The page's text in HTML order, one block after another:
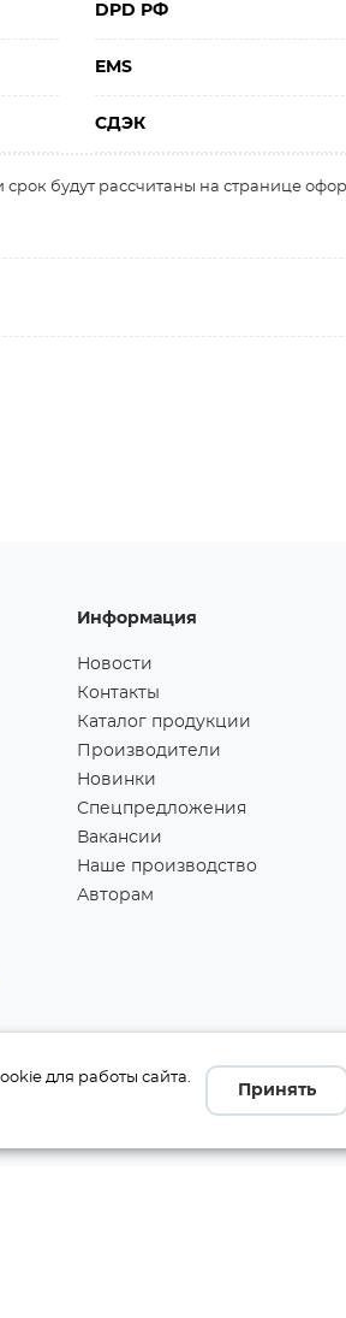
DPD РФ
EMS
СДЭК
будут рассчитаны на странице
Информация
Новости
Контакты
Каталог продукции
Производители
Новинки
Спецпредложения
Вакансии
Наше производство
Авторам
для работы сайта.
Принять